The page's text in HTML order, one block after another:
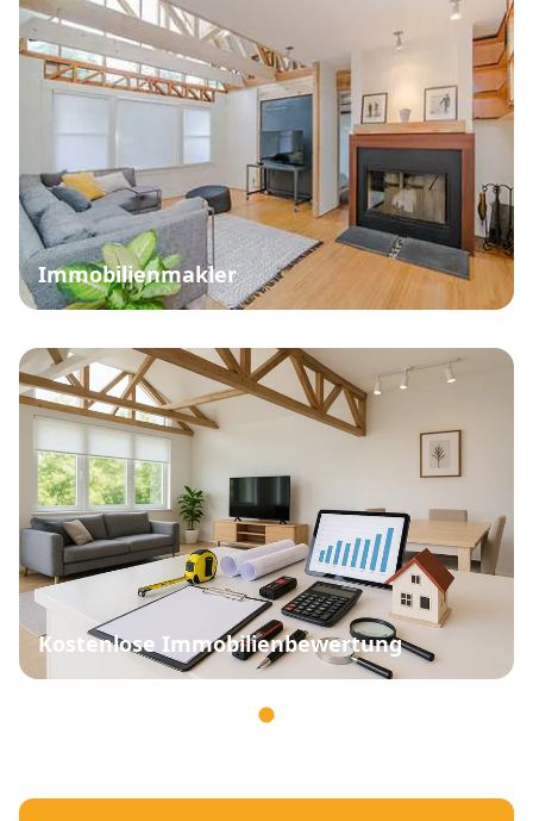
Immobilienmakler
Kostenlose Immobilienbewertung